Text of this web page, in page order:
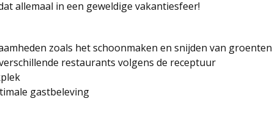
allemaal in een geweldige vakantiesfeer!
zoals het schoonmaken en snijden van groenten
restaurants volgens de receptuur
gastbeleving